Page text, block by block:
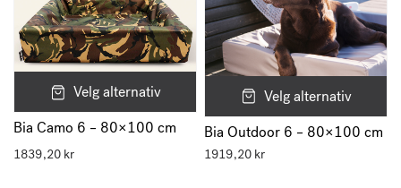
Velg alternativ
Bia Camo 6 – 80×100 cm
1839,20 kr
Velg alternativ
Bia Outdoor 6 – 80×100 cm
1919,20 kr